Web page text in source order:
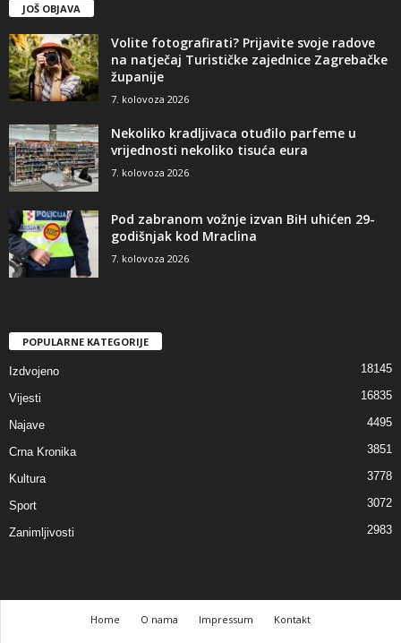
JOŠ OBJAVA
Volite fotografirati? Prijavite svoje radove
na natječaj Turističke zajednice Zagrebačke
županije
7. kolovoza 2026
Nekoliko kradljivaca otuđilo parfeme u
vrijednosti nekoliko tisuća eura
7. kolovoza 2026
Pod zabranom vožnje izvan BiH uhićen 29-
godišnjak kod Mraclina
7. kolovoza 2026
POPULARNE KATEGORIJE
Izdvojeno 18145
Vijesti 16835
Najave 4495
Crna Kronika 3851
Kultura 3778
Sport 3072
Zanimljivosti 2983
Home O nama Impressum
Kontakt